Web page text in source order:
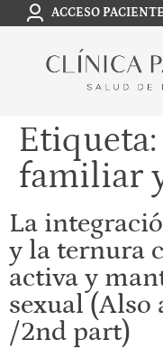
ACCESO
Etiqueta:
familiar
La
y la ternura
activa y
sexual (Also
/2nd part)